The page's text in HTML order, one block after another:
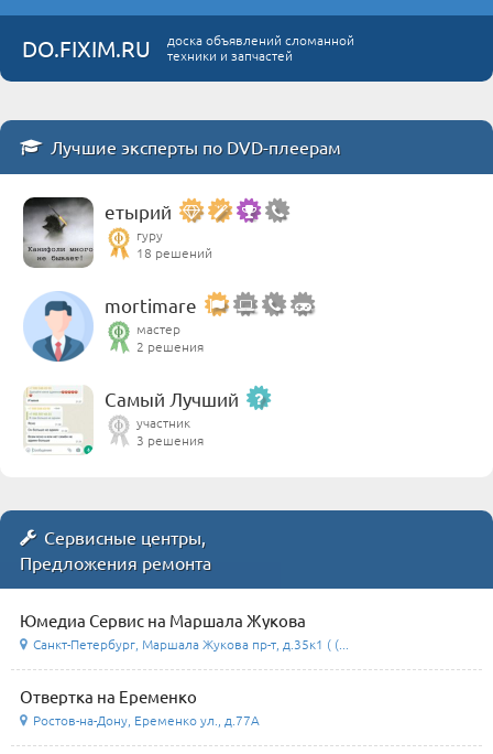
DO.FIXIM.RU
доска объявлений сломанной
техники и запчастей
Лучшие эксперты по DVD-плеерам
етырий
гуру
18 решений
mortimare
мастер
2 решения
Самый Лучший
участник
3 решения
Сервисные центры,
Предложения ремонта
Юмедиа Сервис на Маршала Жукова
Санкт-Петербург, Маршала Жукова пр-т, д.35к1 ( (...
Отвертка на Еременко
Ростов-на-Дону, Еременко ул., д.77А